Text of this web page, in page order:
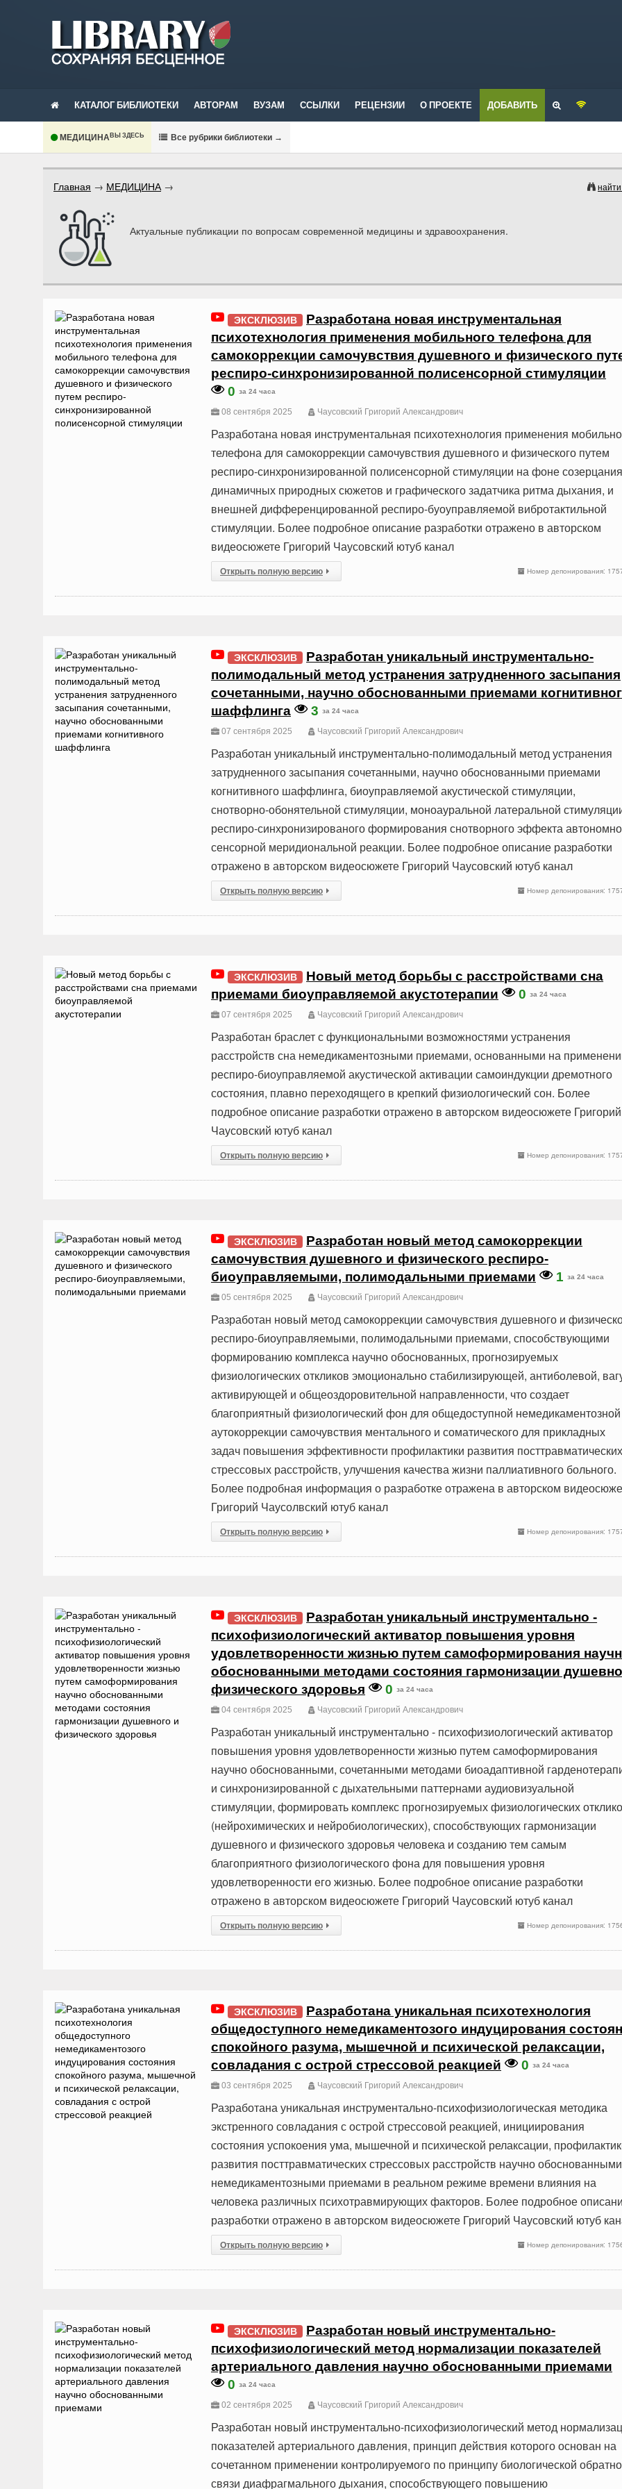
КАТАЛОГ БИБЛИОТЕКИ АВТОРАМ ВУЗАМ ССЫЛКИ РЕЦЕНЗИИ О ПРОЕКТЕ ДОБАВИТЬ
МЕДИЦИНАВЫ ЗДЕСЬ Все рубрики библиотеки →
Главная → МЕДИЦИНА→
Актуальные публикации по вопросам современной медицины и здравоохранения.
ЭКСКЛЮЗИВ
Разработана новая инструментальная
психотехнология применения мобильного телефона для
самокоррекции самочувствия душевного и физического
респиро-синхронизированной полисенсорной стимуляции
0 за 24 часа
08 сентября 2025 Чаусовский Григорий Александрович
Разработана новая инструментальная психотехнология применения
телефона для самокоррекции самочувствия душевного и физического путем
респиро-синхронизированной полисенсорной стимуляции на фоне созерцания
динамичных природных сюжетов и графического задатчика ритма дыхания, и
внешней дифференцированной респиро-буоуправляемой вибротактильной
стимуляции. Более подробное описание разработки отражено в авторском
видеосюжете Григорий Чаусовский ютуб канал
Номер депонирования:
Открыть полную версию
ЭКСКЛЮЗИВ
Разработан уникальный инструментально-
полимодальный метод устранения затрудненного засыпания
сочетанными, научно обоснованными приемами
шаффлинга
3 за 24 часа
07 сентября 2025 Чаусовский Григорий Александрович
Разработан уникальный инструментально-полимодальный метод устранения
затрудненного засыпания сочетанными, научно обоснованными приемами
когнитивного шаффлинга, биоуправляемой акустической стимуляции,
снотворно-обонятельной стимуляции, моноауральной латеральной
респиро-синхронизированого формирования снотворного эффекта
сенсорной меридиональной реакции. Более подробное описание разработки
отражено в авторском видеосюжете Григорий Чаусовский ютуб канал
Номер депонирования:
Открыть полную версию
ЭКСКЛЮЗИВ
Новый метод борьбы с расстройствами сна
приемами биоуправляемой акустотерапии
0 за 24 часа
07 сентября 2025 Чаусовский Григорий Александрович
Разработан браслет с функциональными возможностями устранения
расстройств сна немедикаментозными приемами, основанными на
респиро-биоуправляемой акустической активации самоиндукции дремотного
состояния, плавно переходящего в крепкий физиологический сон. Более
подробное описание разработки отражено в авторском видеосюжете Григорий
Чаусовский ютуб канал
Номер депонирования:
Открыть полную версию
ЭКСКЛЮЗИВ
Разработан новый метод самокоррекции
самочувствия душевного и физического респиро-
биоуправляемыми, полимодальными приемами
1 за 24 часа
05 сентября 2025 Чаусовский Григорий Александрович
Разработан новый метод самокоррекции самочувствия душевного и
респиро-биоуправляемыми, полимодальными приемами, способствующими
формированию комплекса научно обоснованных, прогнозируемых
физиологических откликов эмоционально стабилизирующей, антиболевой,
активирующей и общеоздоровительной направленности, что создает
благоприятный физиологический фон для общедоступной немедикаментозной
аутокоррекции самочувствия ментального и соматического для прикладных
задач повышения эффективности профилактики развития посттравматических
стрессовых расстройств, улучшения качества жизни паллиативного больного.
Более подробная информация о разработке отражена в авторском
Григорий Чаусолвский ютуб канал
Номер депонирования:
Открыть полную версию
ЭКСКЛЮЗИВ
Разработан уникальный инструментально -
психофизиологический активатор повышения уровня
удовлетворенности жизнью путем самоформирования
обоснованными методами состояния гармонизации
физического здоровья
0 за 24 часа
04 сентября 2025 Чаусовский Григорий Александрович
Разработан уникальный инструментально - психофизиологический активатор
повышения уровня удовлетворенности жизнью путем самоформирования
научно обоснованными, сочетанными методами биоадаптивной
и синхронизированной с дыхательными паттернами аудиовизуальной
стимуляции, формировать комплекс прогнозируемых физиологических
(нейрохимических и нейробиологических), способствующих гармонизации
душевного и физического здоровья человека и созданию тем самым
благоприятного физиологического фона для повышения уровня
удовлетворенности его жизнью. Более подробное описание разработки
отражено в авторском видеосюжете Григорий Чаусовский ютуб канал
Номер депонирования:
Открыть полную версию
ЭКСКЛЮЗИВ
Разработана уникальная психотехнология
общедоступного немедикаментозого индуцирования
спокойного разума, мышечной и психической релаксации,
совладания с острой стрессовой реакцией
0 за 24 часа
03 сентября 2025 Чаусовский Григорий Александрович
Разработана уникальная инструментально-психофизиологическая методика
экстренного совладания с острой стрессовой реакцией, инициирования
состояния успокоения ума, мышечной и психической релаксации,
развития посттравматических стрессовых расстройств научно обоснованными
немедикаментозными приемами в реальном режиме времени влияния на
человека различных психотравмирующих факторов. Более подробное
разработки отражено в авторском видеосюжете Григорий Чаусовский ютуб
Номер депонирования:
Открыть полную версию
ЭКСКЛЮЗИВ
Разработан новый инструментально-
психофизиологический метод нормализации показателей
артериального давления научно обоснованными приемами
0 за 24 часа
02 сентября 2025 Чаусовский Григорий Александрович
Разработан новый инструментально-психофизиологический метод
показателей артериального давления, принцип действия которого основан на
сочетанном применении контролируемого по принципу биологической
связи диафрагмального дыхания, способствующего повышению